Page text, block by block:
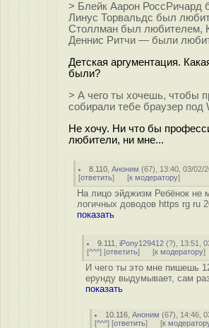
> Блейк Аарон РоссРичард
Линус Торвальдс был
Столлман был любителем,
Деннис Ритчи — были
Детская аргументация.
были?
> А чего ты хочешь, чтобы
собирали тебе браузер под
Не хочу. Ни что бы
любители, ни мне...
8.110 ,Аноним (67), 13:40, 03/02/
[ответить] [к модератору]
На лицо эйджизм Ребёнок не
логичных доводов https rg ru
показать
9.111 ,iPony129412 (?), 13:51,
[^^^] [ответить] [к модератору]
И чего ты это мне пишешь
ерунду выдумывает, сам
показать
10.116 ,Аноним (67), 14:46,
[^^^] [ответить] [к